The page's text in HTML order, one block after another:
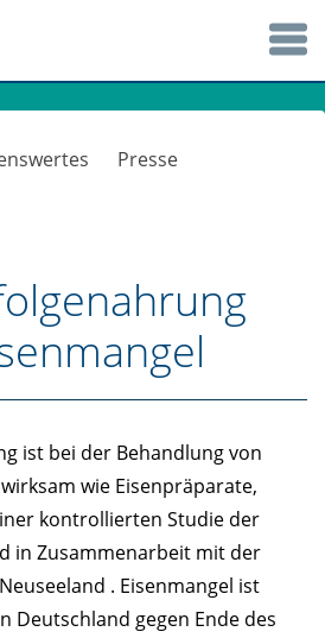
Presse
ist bei der Behandlung von
wie Eisenpräparate,
kontrollierten Studie der
in Zusammenarbeit mit der
. Eisenmangel ist
Deutschland gegen Ende des